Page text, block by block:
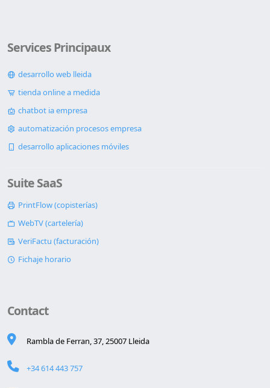
Services Principaux
desarrollo web lleida
tienda online a medida
chatbot ia empresa
automatización procesos empresa
desarrollo aplicaciones móviles
Suite SaaS
PrintFlow (copisterías)
WebTV (cartelería)
VeriFactu (facturación)
Fichaje horario
Contact
Rambla de Ferran, 37, 25007 Lleida
+34 614 443 757